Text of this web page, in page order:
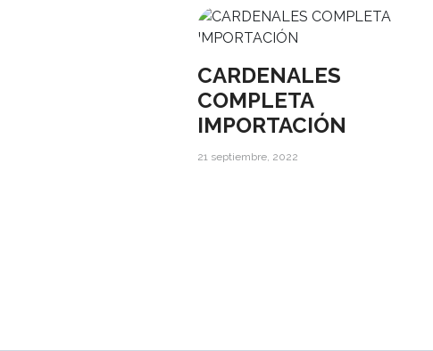
CARDENALES
COMPLETA
IMPORTACIÓN
21 septiembre, 2022